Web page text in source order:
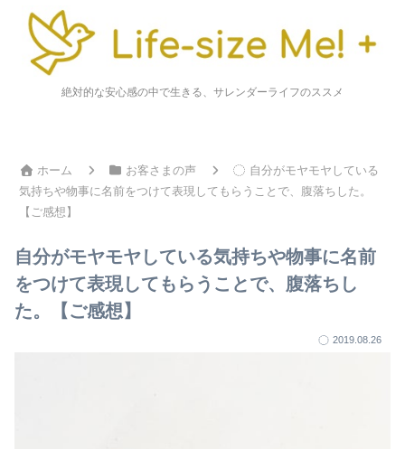
絶対的な安心感の中で生きる、サレンダーライフのススメ
ホーム お客さまの声
自分がモヤモヤしている
気持ちや物事に名前をつけて表現してもらうことで、腹落ちした。
【ご感想】
自分がモヤモヤしている気持ちや物事に名前
をつけて表現してもらうことで、腹落ちし
た。【ご感想】
2019.08.26